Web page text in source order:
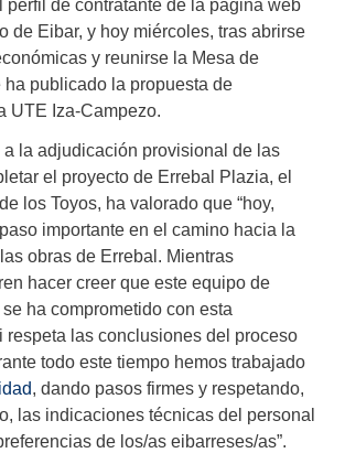
perfil de contratante de la página web
de Eibar, y hoy miércoles, tras abrirse
y reunirse la Mesa de
ha publicado la propuesta de
UTE Iza-Campezo.
a la adjudicación provisional de las
el proyecto de Errebal Plazia, el
los Toyos, ha valorado que “hoy,
importante en el camino hacia la
obras de Errebal. Mientras
hacer creer que este equipo de
ha comprometido con esta
respeta las conclusiones del proceso
todo este tiempo hemos trabajado
, dando pasos firmes y respetando,
las indicaciones técnicas del personal
de los/as eibarreses/as”.